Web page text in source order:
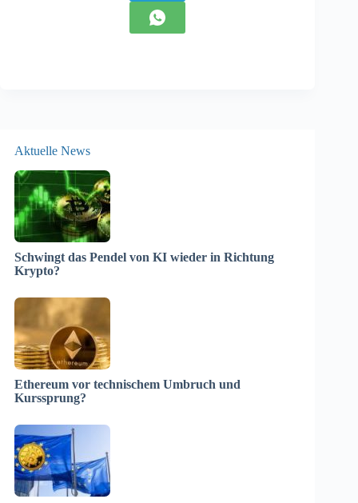
Aktuelle News
Schwingt das Pendel von KI wieder in Richtung
Krypto?
Ethereum vor technischem Umbruch und
Kurssprung?